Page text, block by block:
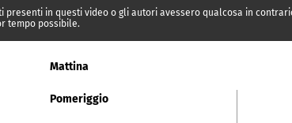
in questi video o gli autori avessero qualcosa in
tempo possibile.
Mattina
Pomeriggio